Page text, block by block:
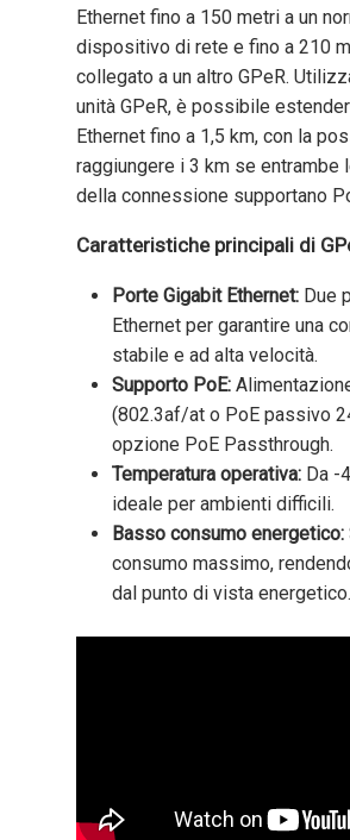
Ethernet fino a 150 metri a un
dispositivo di rete e fino a 210
collegato a un altro GPeR.
unità GPeR, è possibile
Ethernet fino a 1,5 km, con la
raggiungere i 3 km se entrambe
della connessione supportano
Caratteristiche principali di
Porte Gigabit Ethernet: Due
Ethernet per garantire una
stabile e ad alta velocità.
Supporto PoE:
(802.3af/at o PoE passivo
opzione PoE Passthrough.
Temperatura operativa: Da -
ideale per ambienti difficili.
Basso consumo energetico:
consumo massimo,
dal punto di vista energetico.